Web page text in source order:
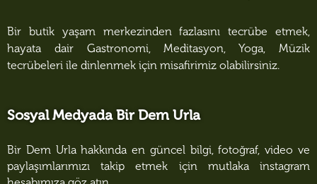
Bir butik yaşam merkezinden fazlasını tecrübe etmek,
hayata dair Gastronomi, Meditasyon, Yoga, Müzik
tecrübeleri ile dinlenmek için misafirimiz olabilirsiniz.
Sosyal Medyada Bir Dem Urla
Bir Dem Urla hakkında en güncel bilgi, fotoğraf, video ve
paylaşımlarımızı takip etmek için mutlaka instagram